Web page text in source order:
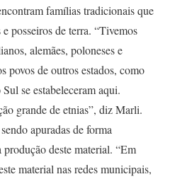
famílias tradicionais que
posseiros de terra. “Tivemos
alemães, poloneses e
povos de outros estados, como
se estabeleceram aqui.
grande de etnias”, diz Marli.
apuradas de forma
deste material. “Em
material nas redes municipais,